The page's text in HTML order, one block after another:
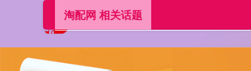
淘配网 相关话题